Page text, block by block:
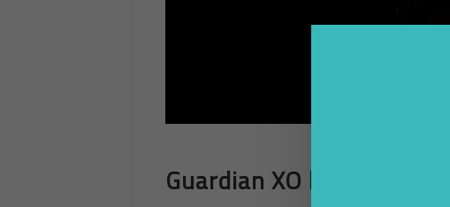
Guardian XO